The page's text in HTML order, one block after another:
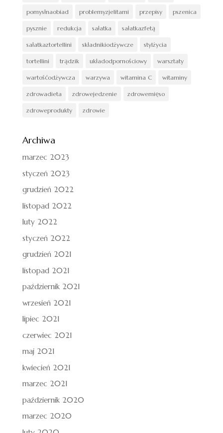
pomysłnaobiad problemyzjelitami przepisy pszenica
pysznie redukcja sałatka sałatkazfetą
sałatkaztortellini składnikiodżywcze stylżycia
tortellini trądzik układodpornościowy warsztaty
wartośćodżywcza warzywa witamina C witaminy
zdrowadieta zdrowejedzenie zdrowemięso
zdroweprodukty zdrowie
Archiwa
marzec 2023
styczeń 2023
grudzień 2022
listopad 2022
luty 2022
styczeń 2022
grudzień 2021
listopad 2021
październik 2021
wrzesień 2021
lipiec 2021
czerwiec 2021
maj 2021
kwiecień 2021
marzec 2021
październik 2020
marzec 2020